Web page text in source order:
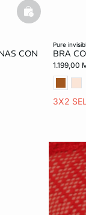
CON
basketfull
pure
BRA
1.199,00
3X2